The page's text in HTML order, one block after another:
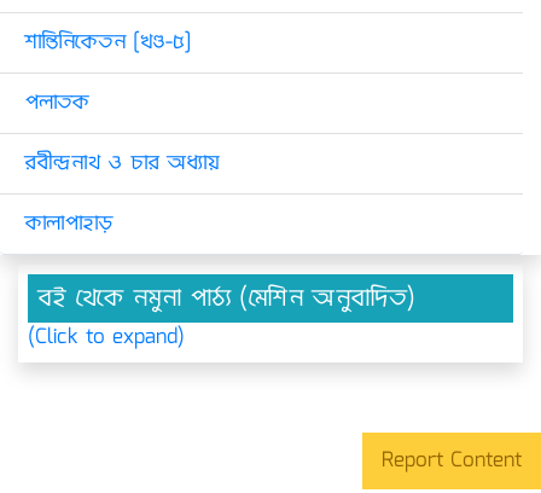
শান্তিনিকেতন [খণ্ড-৫]
পলাতক
রবীন্দ্রনাথ ও চার অধ্যায়
কালাপাহাড়
বই থেকে নমুনা পাঠ্য (মেশিন অনুবাদিত)
(Click to expand)
Report Content